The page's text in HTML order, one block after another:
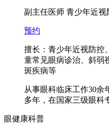
副主任医师 青少年近视
预约
擅长：青少年近视防控
童常见眼病诊治、斜弱
斑疾病等
从事眼科临床工作30余
多年，在国家三级眼科
眼健康科普